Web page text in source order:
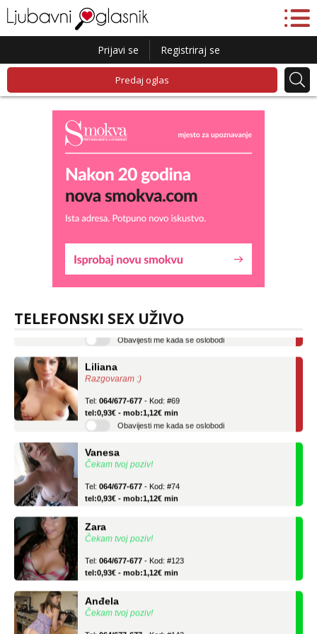
Prijavi se Registriraj se
Predaj oglas
TELEFONSKI SEX UŽIVO
Lucija
tel:0,93€ - mob:1,12€ min
Razgovaram :)
tel:0,93€ - mob:1,12€ min
Obavijesti me kada se oslobodi
Čekam tvoj poziv!
tel:0,93€ - mob:1,12€ min
Čekam tvoj poziv!
tel:0,93€ - mob:1,12€ min
Čekam tvoj poziv!